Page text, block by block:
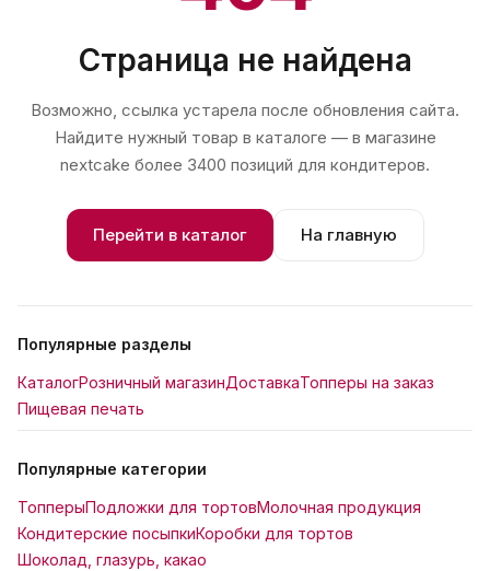
Страница не найдена
Возможно, ссылка устарела после обновления сайта.
Найдите нужный товар в каталоге — в магазине
nextcake более 3400 позиций для кондитеров.
Перейти в каталог На главную
Популярные разделы
КаталогРозничный магазинДоставкаТопперы на заказ
Пищевая печать
Популярные категории
ТопперыПодложки для тортовМолочная продукция
Кондитерские посыпкиКоробки для тортов
Шоколад, глазурь, какао